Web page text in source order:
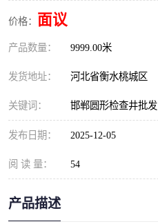
价格： 面议
产品数量： 9999.00米
发货地址： 河北省衡水桃城区
关键词： 邯郸圆形检查井批发
发布日期： 2025-12-05
阅 读 量： 54
产品描述